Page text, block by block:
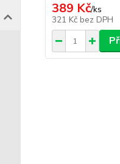
389 Kč/ks
321 Kč bez DPH